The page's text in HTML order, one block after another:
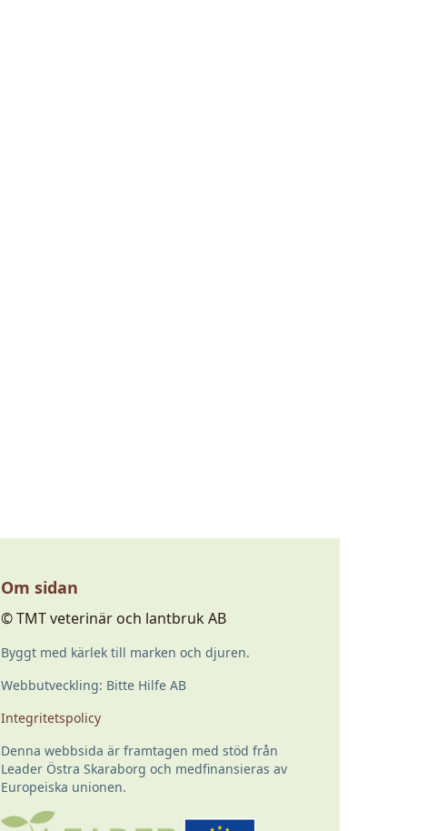
Om sidan
© TMT veterinär och lantbruk AB
Byggt med kärlek till marken och djuren.
Webbutveckling: Bitte Hilfe AB
Integritetspolicy
Denna webbsida är framtagen med stöd från
Leader Östra Skaraborg och medfinansieras av
Europeiska unionen.